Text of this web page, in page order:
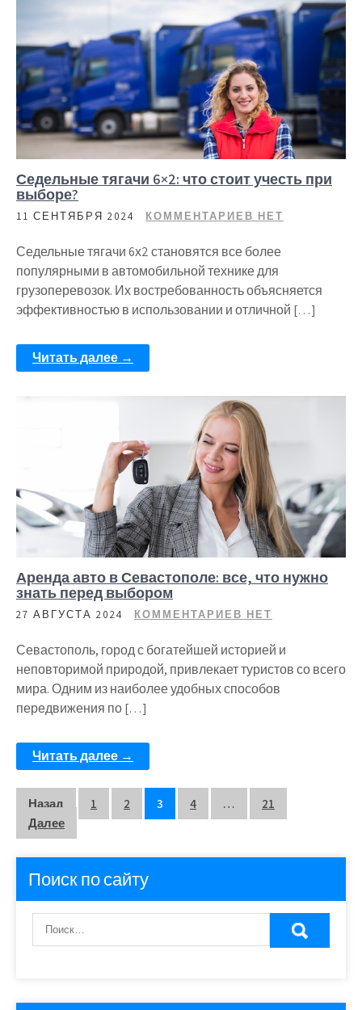
Седельные тягачи 6×2: что стоит учесть при
выборе?
11 СЕНТЯБРЯ 2024 КОММЕНТАРИЕВ НЕТ
Седельные тягачи 6х2 становятся все более
популярными в автомобильной технике для
грузоперевозок. Их востребованность объясняется
эффективностью в использовании и отличной […]
Читать далее →
Аренда авто в Севастополе: все, что нужно
знать перед выбором
27 АВГУСТА 2024 КОММЕНТАРИЕВ НЕТ
Севастополь, город с богатейшей историей и
неповторимой природой, привлекает туристов со всего
мира. Одним из наиболее удобных способов
передвижения по […]
Читать далее →
Пагинация
записей
Назад 1 2 3 4 …
21
Далее
Поиск по сайту